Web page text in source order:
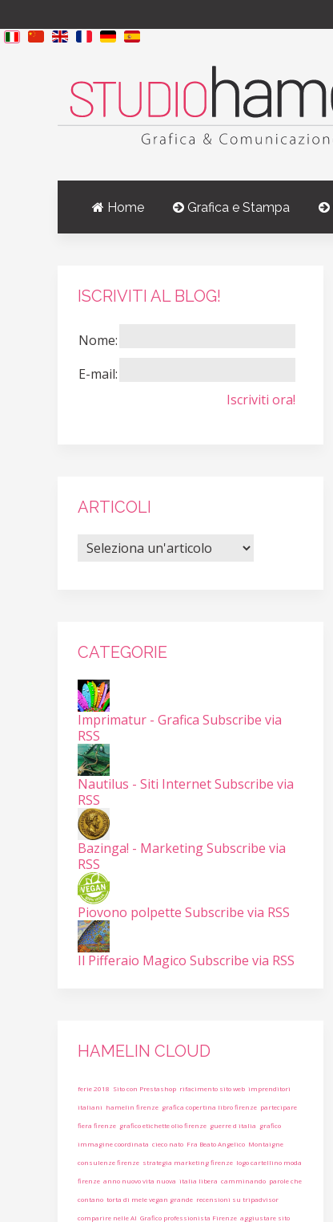
Home Grafica e Stampa
ISCRIVITI AL BLOG!
Nome:
E-mail:
Iscriviti ora!
ARTICOLI
CATEGORIE
Imprimatur - Grafica Subscribe via
RSS
Nautilus - Siti InternetSubscribe via
RSS
Bazinga! - MarketingSubscribe via
RSS
Piovono polpette Subscribe via RSS
Il Pifferaio Magico Subscribe via RSS
HAMELIN CLOUD
ferie 2018 Sito con Prestashop rifacimento sito web imprenditori
italiani hamelin firenze grafica copertina libro firenze partecipare
fiera firenze grafico etichette olio firenze guerre d italia grafico
immagine coordinata cieco nato Fra Beato Angelico Montaigne
consulenze firenze strategia marketing firenze logo cartellino moda
firenze anno nuovo vita nuova italia libera camminando parole che
contano torta di mele vegan grande recensioni su tripadvisor
comparire nelle AI Grafico professionista Firenze aggiustare sito